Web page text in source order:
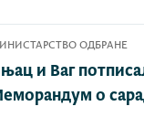
ОДБРАНЕ
и Ваг
о